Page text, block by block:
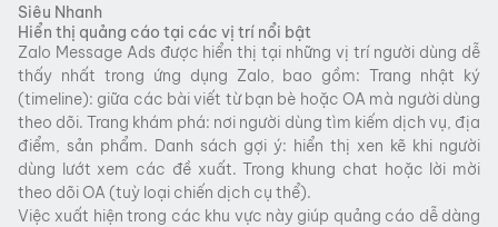
Siêu Nhanh
Hiển thị quảng cáo tại các vị trí nổi bật
Zalo Message Ads được hiển thị tại những vị trí người dùng dễ
thấy nhất trong ứng dụng Zalo, bao gồm: Trang nhật ký
(timeline): giữa các bài viết từ bạn bè hoặc OA mà người dùng
theo dõi. Trang khám phá: nơi người dùng tìm kiếm dịch vụ, địa
điểm, sản phẩm. Danh sách gợi ý: hiển thị xen kẽ khi người
dùng lướt xem các đề xuất. Trong khung chat hoặc lời mời
theo dõi OA (tuỳ loại chiến dịch cụ thể).
Việc xuất hiện trong các khu vực này giúp quảng cáo dễ dàng